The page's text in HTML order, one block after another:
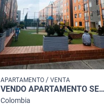
APARTAMENTO/ VENTA
VENDO APARTAMENTO SEGUNDO PISO ACCESO ESCALERAS EN CAJICA.
Colombia